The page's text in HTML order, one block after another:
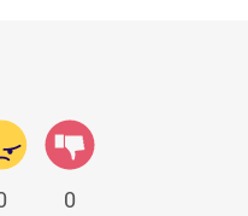
0